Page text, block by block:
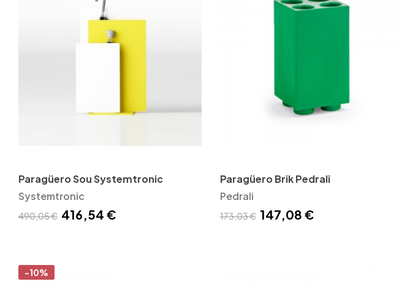
Paragüero Sou Systemtronic
Systemtronic
490,05 € 416,54 €
Paragüero Brik Pedrali
Pedrali
173,03 € 147,08 €
-10%